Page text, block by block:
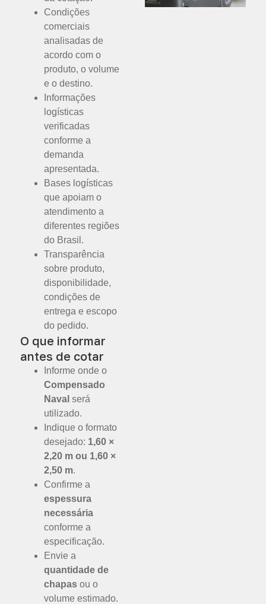
Condições
comerciais
analisadas de
acordo com o
produto, o volume
e o destino.
Informações
logísticas
verificadas
conforme a
demanda
apresentada.
Bases logísticas
que apoiam o
atendimento a
diferentes regiões
do Brasil.
Transparência
sobre produto,
disponibilidade,
condições de
entrega e escopo
do pedido.
O que informar
antes de cotar
Informe onde o
Compensado
Naval será
utilizado.
Indique o formato
desejado: 1,60 ×
2,20 m ou 1,60 ×
2,50 m.
Confirme a
espessura
necessária
conforme a
especificação.
Envie a
quantidade de
chapas ou o
volume estimado.